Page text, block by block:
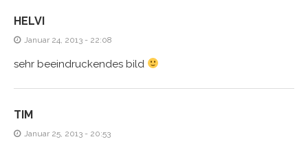
HELVI
Januar 24, 2013 - 22:08
sehr beeindruckendes bild
TIM
Januar 25, 2013 - 20:53